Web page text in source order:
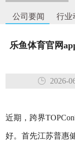
公司要闻 行业
乐鱼体育官网
2026-
近期，跨界
好。首先江苏普惠